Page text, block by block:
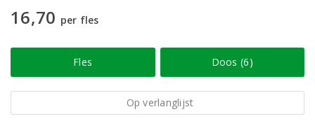
16,70 per fles
Fles Doos (6)
Op verlanglijst